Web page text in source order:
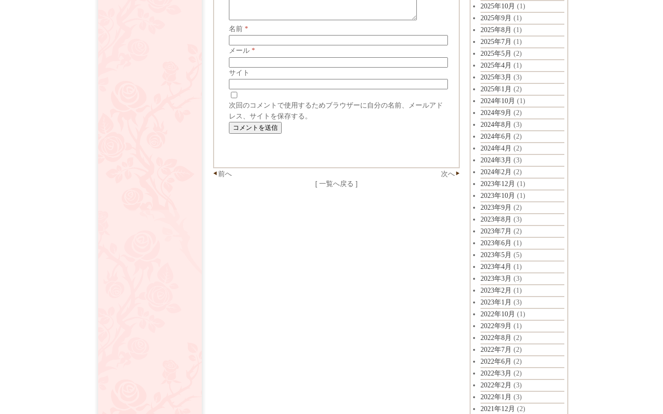
2025年10月 (1)
2025年9月 (1)
2025年8月 (1)
2025年7月 (1)
2025年5月 (2)
2025年4月 (1)
2025年3月 (3)
2025年1月 (2)
2024年10月 (1)
2024年9月 (2)
2024年8月 (3)
2024年6月 (2)
2024年4月 (2)
2024年3月 (3)
2024年2月 (2)
2023年12月 (1)
2023年10月 (1)
2023年9月 (2)
2023年8月 (3)
2023年7月 (2)
2023年6月 (1)
2023年5月 (5)
2023年4月 (1)
2023年3月 (3)
2023年2月 (1)
2023年1月 (3)
2022年10月 (1)
2022年9月 (1)
2022年8月 (2)
2022年7月 (2)
2022年6月 (2)
2022年3月 (2)
2022年2月 (3)
2022年1月 (3)
2021年12月 (2)
名前 *
メール *
サイト
次回のコメントで使用するためブラウザーに自分の名前、メールアド
レス、サイトを保存する。
前へ
次へ
[ 一覧へ戻る ]